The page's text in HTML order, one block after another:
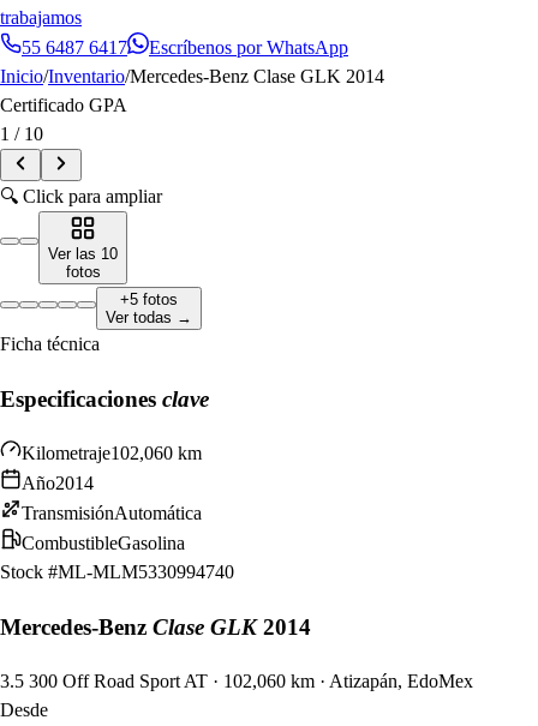
trabajamos
55 6487 6417
Escríbenos por WhatsApp
Inicio/Inventario/Mercedes-Benz Clase GLK 2014
Certificado GPA
1 / 10
🔍 Click para ampliar
Ver las 10
fotos
+5 fotos
Ver todas →
Ficha técnica
Especificaciones clave
Kilometraje102,060 km
Año2014
TransmisiónAutomática
CombustibleGasolina
Stock #ML-MLM5330994740
Mercedes-Benz Clase GLK 2014
3.5 300 Off Road Sport AT · 102,060 km · Atizapán, EdoMex
Desde